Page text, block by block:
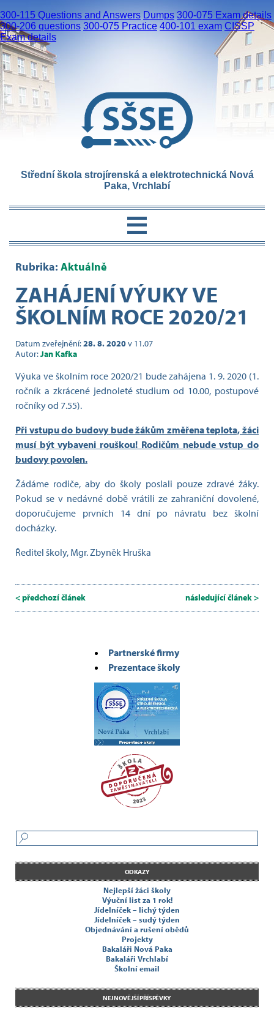
300-115 Questions and Answers Dumps 300-075 Exam details
300-206 questions 300-075 Practice 400-101 exam CISSP
Exam details
Střední škola strojírenská a elektrotechnická Nová
Paka, Vrchlabí
Rubrika: Aktuálně
ZAHÁJENÍ VÝUKY VE
ŠKOLNÍM ROCE 2020/21
Datum zveřejnění:28. 8. 2020v 11.07
Autor:Jan Kafka
Výuka ve školním roce 2020/21 bude zahájena 1. 9. 2020 (1.
ročník a zkrácené jednoleté studium od 10.00, postupové
ročníky od 7.55).
Při vstupu do budovy bude žákům změřena teplota, žáci
musí být vybaveni rouškou! Rodičům nebude vstup do
budovy povolen.
Žádáme rodiče, aby do školy poslali pouze zdravé žáky.
Pokud se v nedávné době vrátili ze zahraniční dovolené,
doporučujeme prvních 14 dní po návratu bez školní
docházky.
Ředitel školy, Mgr. Zbyněk Hruška
< předchozí článek následující článek >
Partnerské firmy
Prezentace školy
ODKAZY
Nejlepší žáci školy
Výuční list za 1 rok!
Jídelníček – lichý týden
Jídelníček – sudý týden
Objednávání a rušení obědů
Projekty
Bakaláři Nová Paka
Bakaláři Vrchlabí
Školní email
NEJNOVĚJŠÍ PŘÍSPĚVKY